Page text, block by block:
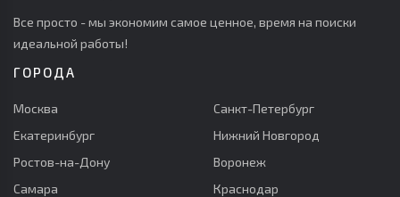
Все просто - мы экономим самое ценное, время на поиски
идеальной работы!
ГОРОДА
Москва
Санкт-Петербург
Екатеринбург
Нижний Новгород
Ростов-на-Дону
Воронеж
Самара
Краснодар